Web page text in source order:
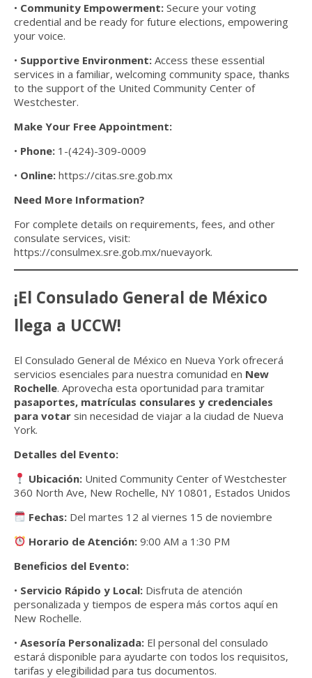
• Community Empowerment: Secure your voting
credential and be ready for future elections, empowering
your voice.
• Supportive Environment: Access these essential
services in a familiar, welcoming community space, thanks
to the support of the United Community Center of
Westchester.
Make Your Free Appointment:
• Phone: 1-(424)-309-0009
• Online: https://citas.sre.gob.mx
Need More Information?
For complete details on requirements, fees, and other
consulate services, visit:
https://consulmex.sre.gob.mx/nuevayork.
¡El Consulado General de México
llega a UCCW!
El Consulado General de México en Nueva York ofrecerá
servicios esenciales para nuestra comunidad en New
Rochelle. Aprovecha esta oportunidad para tramitar
pasaportes, matrículas consulares y credenciales
para votar sin necesidad de viajar a la ciudad de Nueva
York.
Detalles del Evento:
Ubicación: United Community Center of Westchester
360 North Ave, New Rochelle, NY 10801, Estados Unidos
Fechas: Del martes 12 al viernes 15 de noviembre
Horario de Atención: 9:00 AM a 1:30 PM
Beneficios del Evento:
• Servicio Rápido y Local: Disfruta de atención
personalizada y tiempos de espera más cortos aquí en
New Rochelle.
• Asesoría Personalizada: El personal del consulado
estará disponible para ayudarte con todos los requisitos,
tarifas y elegibilidad para tus documentos.